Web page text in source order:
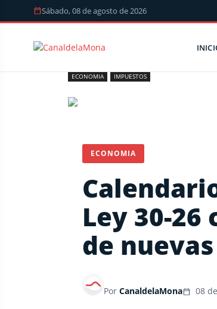
Sábado, 08 de agosto de 2026
ECONOMIA IMPUESTOS
ECONOMIA
Ley 30-
de
Por CanaldelaMona 08